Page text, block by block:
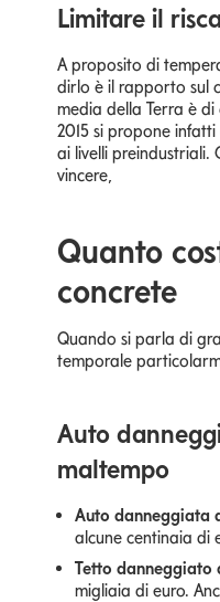
Limitare il
A proposito di
dirlo è il rapporto sul
media della Terra è
2015 si propone infatti
ai livelli preindustriali.
vincere,
Quanto
concrete
Quando si parla di
temporale
Auto
maltempo
Auto danneggiata
alcune centinaia di
Tetto danneggiato
migliaia di euro.